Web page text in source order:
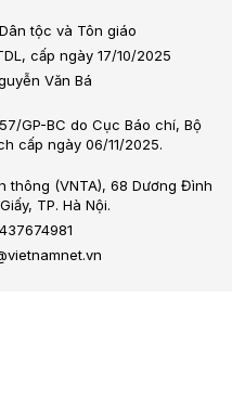
tộc và Tôn giáo
cấp ngày 17/10/2025
Văn Bá
GP-BC do Cục Báo chí, Bộ
cấp ngày 06/11/2025.
thông (VNTA), 68 Dương Đình
TP. Hà Nội.